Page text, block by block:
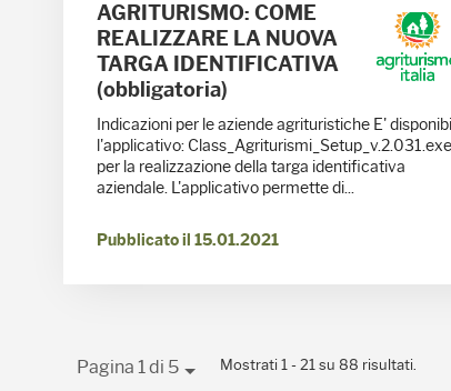
AGRITURISMO: COME
REALIZZARE LA NUOVA
TARGA IDENTIFICATIVA
(obbligatoria)
Indicazioni per le aziende agrituristiche E'
l'applicativo:
per la realizzazione della targa identificativa
aziendale. L'applicativo permette di...
Pubblicato il 15.01.2021
Pagina 1 di 5 Mostrati 1 - 21 su 88 risultati.